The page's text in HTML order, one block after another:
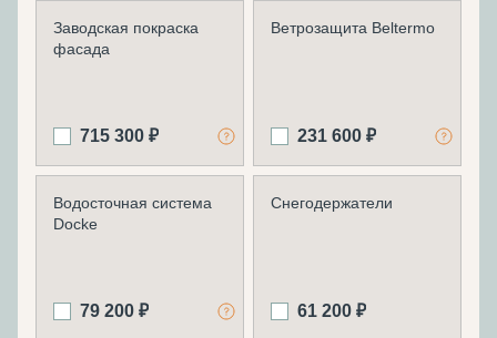
Заводская покраска
фасада
715 300 ₽
Ветрозащита Beltermo
231 600 ₽
Водосточная система
Docke
79 200 ₽
Снегодержатели
61 200 ₽